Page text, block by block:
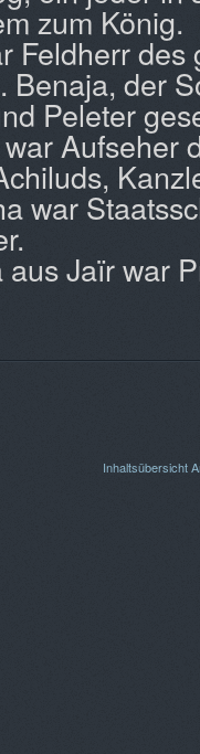
zum König.
Feldherr des
Benaja, der
Peleter
Aufseher
war
Jaïr war
Inhaltsübersicht